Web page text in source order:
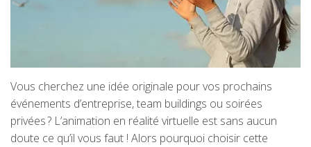
Vous cherchez une idée originale pour vos prochains
événements d’entreprise, team buildings ou soirées
privées ? L’animation en réalité virtuelle est sans aucun
doute ce qu’il vous faut ! Alors pourquoi choisir cette